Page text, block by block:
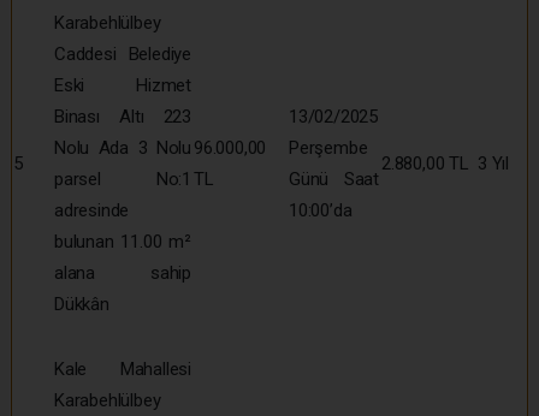
5
Karabehlülbey
Caddesi Belediye
Eski Hizmet
Binası Altı 223
Nolu Ada 3 Nolu
parsel No:1
adresinde
bulunan 11.00 m²
alana sahip
Dükkân
96.000,00
TL
13/02/2025
Perşembe
Günü Saat
10:00’da
2.880,00 TL 3 Yıl
Kale Mahallesi
Karabehlülbey